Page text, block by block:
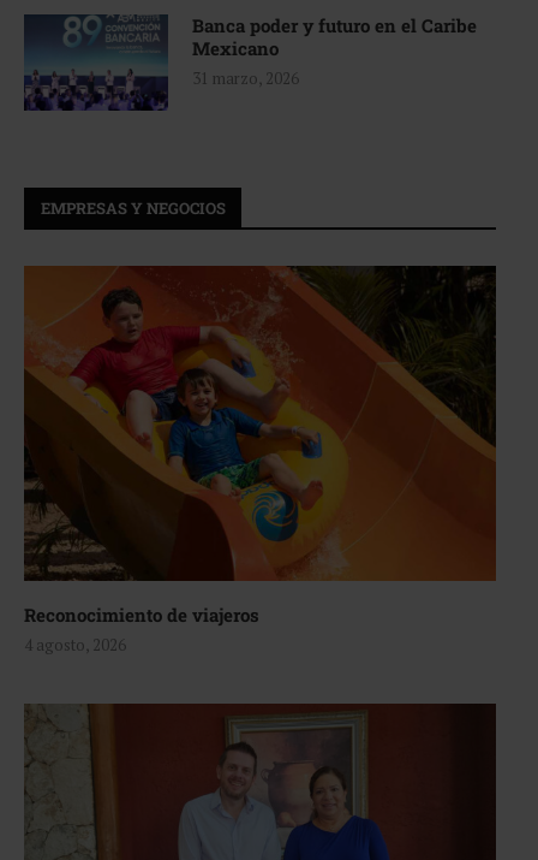
Banca poder y futuro en el Caribe
Mexicano
31 marzo, 2026
EMPRESAS Y NEGOCIOS
Reconocimiento de viajeros
4 agosto, 2026